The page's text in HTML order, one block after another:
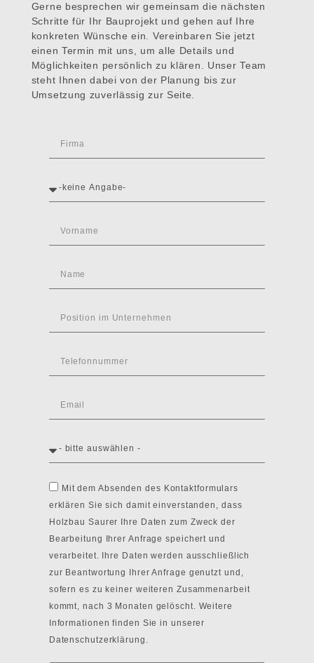
Gerne besprechen wir gemeinsam die nächsten
Schritte für Ihr Bauprojekt und gehen auf Ihre
konkreten Wünsche ein. Vereinbaren Sie jetzt
einen Termin mit uns, um alle Details und
Möglichkeiten persönlich zu klären. Unser Team
steht Ihnen dabei von der Planung bis zur
Umsetzung zuverlässig zur Seite.
Mit dem Absenden des Kontaktformulars
erklären Sie sich damit einverstanden, dass
Holzbau Saurer Ihre Daten zum Zweck der
Bearbeitung Ihrer Anfrage speichert und
verarbeitet. Ihre Daten werden ausschließlich
zur Beantwortung Ihrer Anfrage genutzt und,
sofern es zu keiner weiteren Zusammenarbeit
kommt, nach 3 Monaten gelöscht. Weitere
Informationen finden Sie in unserer
Datenschutzerklärung.